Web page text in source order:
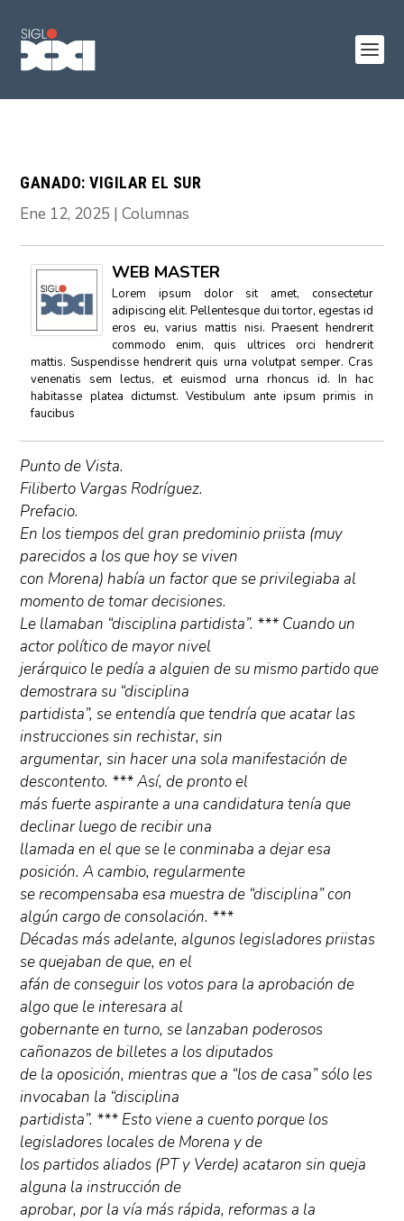
GANADO: VIGILAR EL SUR
Ene 12, 2025 |Columnas
WEB MASTER
Lorem ipsum dolor sit amet, consectetur
adipiscing elit. Pellentesque dui tortor, egestas id
eros eu, varius mattis nisi. Praesent hendrerit
commodo enim, quis ultrices orci hendrerit
mattis. Suspendisse hendrerit quis urna volutpat semper. Cras
venenatis sem lectus, et euismod urna rhoncus id. In hac
habitasse platea dictumst. Vestibulum ante ipsum primis in
faucibus
Punto de Vista.
Filiberto Vargas Rodríguez.
Prefacio.
En los tiempos del gran predominio priista (muy
parecidos a los que hoy se viven
con Morena) había un factor que se privilegiaba al
momento de tomar decisiones.
Le llamaban “disciplina partidista”. *** Cuando un
actor político de mayor nivel
jerárquico le pedía a alguien de su mismo partido que
demostrara su “disciplina
partidista”, se entendía que tendría que acatar las
instrucciones sin rechistar, sin
argumentar, sin hacer una sola manifestación de
descontento. *** Así, de pronto el
más fuerte aspirante a una candidatura tenía que
declinar luego de recibir una
llamada en el que se le conminaba a dejar esa
posición. A cambio, regularmente
se recompensaba esa muestra de “disciplina” con
algún cargo de consolación. ***
Décadas más adelante, algunos legisladores priistas
se quejaban de que, en el
afán de conseguir los votos para la aprobación de
algo que le interesara al
gobernante en turno, se lanzaban poderosos
cañonazos de billetes a los diputados
de la oposición, mientras que a “los de casa” sólo les
invocaban la “disciplina
partidista”. *** Esto viene a cuento porque los
legisladores locales de Morena y de
los partidos aliados (PT y Verde) acataron sin queja
alguna la instrucción de
aprobar, por la vía más rápida, reformas a la